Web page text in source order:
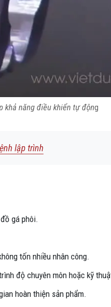
khả năng điều khiển tự động
lập trình
gá phôi.
tốn nhiều nhân công.
độ chuyên môn hoặc kỹ
hoàn thiện sản phẩm.